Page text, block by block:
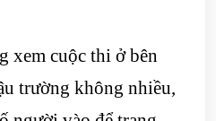
xem cuộc thi ở bên
trường không nhiều,